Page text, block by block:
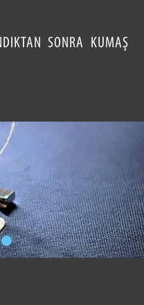
SONRA KUMAŞ